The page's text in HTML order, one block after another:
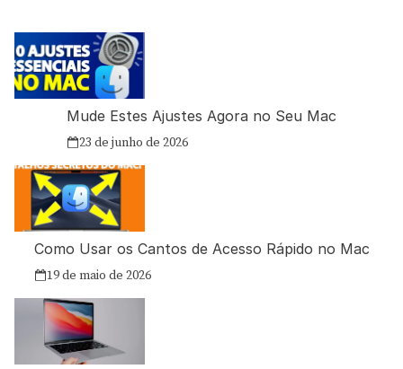
Mude Estes Ajustes Agora no Seu Mac
23 de junho de 2026
Como Usar os Cantos de Acesso Rápido no Mac
19 de maio de 2026